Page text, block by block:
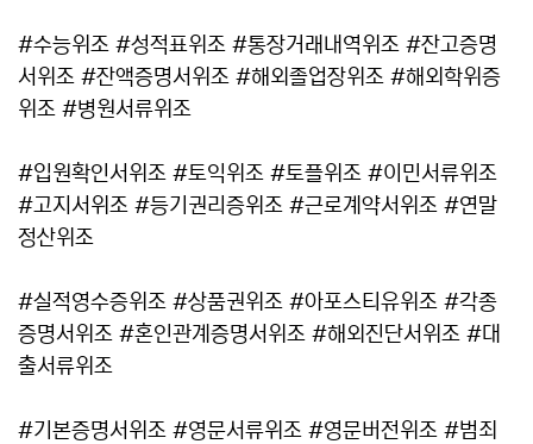
#수능위조 #성적표위조 #통장거래내역위조 #잔고증명
서위조 #잔액증명서위조 #해외졸업장위조 #해외학위증
위조 #병원서류위조
#입원확인서위조 #토익위조 #토플위조 #이민서류위조
#고지서위조 #등기권리증위조 #근로계약서위조 #연말
정산위조
#실적영수증위조 #상품권위조 #아포스티유위조 #각종
증명서위조 #혼인관계증명서위조 #해외진단서위조 #대
출서류위조
#기본증명서위조 #영문서류위조 #영문버전위조 #범죄